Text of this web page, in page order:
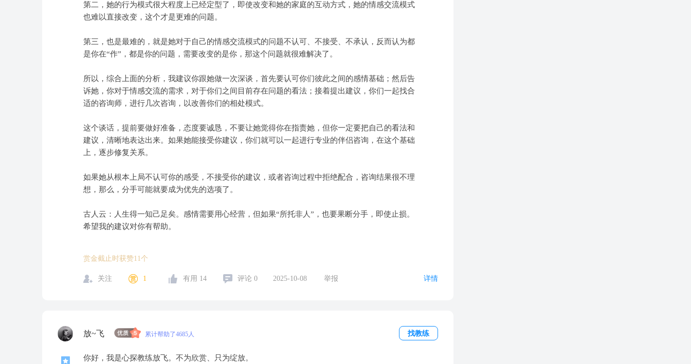
第二，她的行为模式很大程度上已经定型了，即使改变和她的家庭的互动方式，她的情感交流模式
也难以直接改变，这个才是更难的问题。
第三，也是最难的，就是她对于自己的情感交流模式的问题不认可、不接受、不承认，反而认为都
是你在“作”，都是你的问题，需要改变的是你，那这个问题就很难解决了。
所以，综合上面的分析，我建议你跟她做一次深谈，首先要认可你们彼此之间的感情基础；然后告
诉她，你对于情感交流的需求，对于你们之间目前存在问题的看法；接着提出建议，你们一起找合
适的咨询师，进行几次咨询，以改善你们的相处模式。
这个谈话，提前要做好准备，态度要诚恳，不要让她觉得你在指责她，但你一定要把自己的看法和
建议，清晰地表达出来。如果她能接受你建议，你们就可以一起进行专业的伴侣咨询，在这个基础
上，逐步修复关系。
如果她从根本上局不认可你的感受，不接受你的建议，或者咨询过程中拒绝配合，咨询结果很不理
想，那么，分手可能就要成为优先的选项了。
古人云：人生得一知己足矣。感情需要用心经营，但如果“所托非人”，也要果断分手，即使止损。
希望我的建议对你有帮助。
赏金截止时获赞11个
关注 1 有用 14 评论 0 2025-10-08 举报 详情
放~飞 累计帮助了4685人 找教练
你好，我是心探教练放飞。不为欣赏、只为绽放。